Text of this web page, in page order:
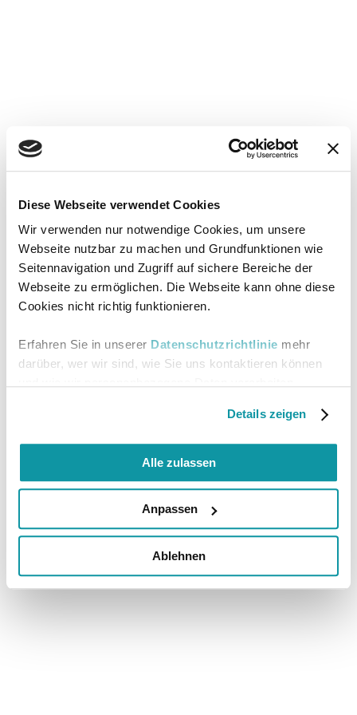
Diese Webseite verwendet Cookies
Wir verwenden nur notwendige Cookies, um unsere
Webseite nutzbar zu machen und Grundfunktionen wie
Seitennavigation und Zugriff auf sichere Bereiche der
Webseite zu ermöglichen. Die Webseite kann ohne diese
Cookies nicht richtig funktionieren.
Erfahren Sie in unserer Datenschutzrichtlinie mehr
darüber, wer wir sind, wie Sie uns kontaktieren können
Details zeigen
Alle zulassen
Anpassen
Ablehnen